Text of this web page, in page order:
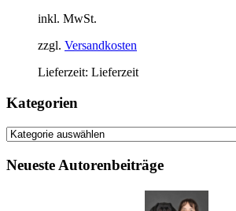
inkl. MwSt.
zzgl. Versandkosten
Lieferzeit: Lieferzeit
Kategorien
Kategorien
Neueste Autorenbeiträge